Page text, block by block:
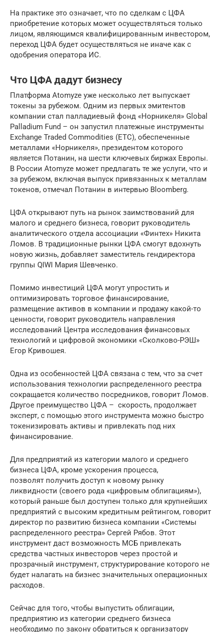
На практике это означает, что по сделкам с ЦФА
приобретение которых может осуществляться только
лицом, являющимся квалифицированным инвестором,
переход ЦФА будет осуществляться не иначе как с
одобрения оператора ИС.
Что ЦФА дадут бизнесу
Платформа Atomyze уже несколько лет выпускает
токены за рубежом. Одним из первых эмитентов
компании стал палладиевый фонд «Норникеля» Global
Palladium Fund – он запустил платежные инструменты
Exchange Traded Commodities (ETC), обеспеченные
металлами «Норникеля», президентом которого
является Потанин, на шести ключевых биржах Европы.
В России Atomyze может предлагать те же услуги, что и
за рубежом, включая выпуск привязанных к металлам
токенов, отмечал Потанин в интервью Bloomberg.
ЦФА открывают путь на рынок заимствований для
малого и среднего бизнеса, говорит руководитель
аналитического отдела ассоциации «Финтех» Никита
Ломов. В традиционные рынки ЦФА смогут вдохнуть
новую жизнь, добавляет заместитель гендиректора
группы QIWI Мария Шевченко.
Помимо инвестиций ЦФА могут упростить и
оптимизировать торговое финансирование,
размещение активов в компании и продажу какой-то
ценности, говорит руководитель направления
исследований Центра исследования финансовых
технологий и цифровой экономики «Сколково-РЭШ»
Егор Кривошея.
Одна из особенностей ЦФА связана с тем, что за счет
использования технологии распределенного реестра
сокращается количество посредников, говорит Ломов.
Другое преимущество ЦФА – скорость, продолжает
эксперт, с помощью этого инструмента можно быстро
токенизировать активы и привлекать под них
финансирование.
Для предприятий из категории малого и среднего
бизнеса ЦФА, кроме ускорения процесса,
позволят получить доступ к новому рынку
ликвидности (своего рода «цифровым облигациям»),
который раньше был доступен только для крупнейших
предприятий с высоким кредитным рейтингом, говорит
директор по развитию бизнеса компании «Системы
распределенного реестра» Сергей Рябов. Этот
инструмент даст возможность МСБ привлекать
средства частных инвесторов через простой и
прозрачный инструмент, структурирование которого не
будет налагать на бизнес значительных операционных
расходов.
Сейчас для того, чтобы выпустить облигации,
предприятию из категории среднего бизнеса
необходимо по закону обратиться к организатору